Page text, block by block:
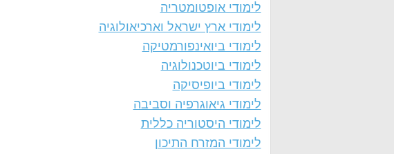
לימודי אופטומטריה
לימודי ארץ ישראל וארכיאולוגיה
לימודי ביואינפורמטיקה
לימודי ביוטכנולוגיה
לימודי ביופיסיקה
לימודי גיאוגרפיה וסביבה
לימודי היסטוריה כללית
לימודי המזרח התיכון